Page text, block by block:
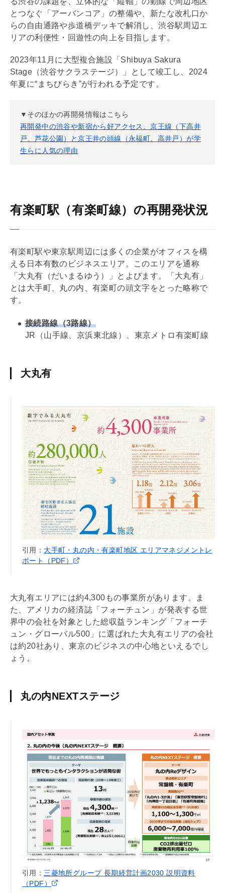
とつなぐ「アーバンコア」の整備や、新たな改札口か
らの自由通路や歩道橋デッキで解消し、渋谷駅周辺エ
リアの利便性・回遊性の向上を目指します。
2023年11月に大型複合施設「Shibuya Sakura
Stage（渋谷サクラステージ）」として竣工し、2024
年夏に“まちびらき”が行われる予定です。
▼そのほかの再開発情報はこちら
再開発中の渋谷や新宿から好アクセス。京王線（下高井
戸、芦花公園）と京王井の頭線（永福町、高井戸）が学
生らに人気の理由
有楽町駅（有楽町線）の再開発状況
有楽町駅や東京駅周辺には多くの企業がオフィスを構
える日本有数のビジネスエリア。このエリアを通称
「大丸有（だいまるゆう）」とよびます。「大丸有」
とは大手町、丸の内、有楽町の頭文字をとった略称で
す。
接続路線（3路線）
JR（山手線、京浜東北線）、東京メトロ有楽町線
大丸有
引用： 大手町・丸の内・有楽町地区 エリアマネジメントレ
ポート（PDF）
大丸有エリアには約4,300もの事業所があります。ま
た、アメリカの経済誌「フォーチュン」が発表する世
界中の会社を対象とした総収益ランキング「フォーチ
ュン・グローバル500」に選ばれた大丸有エリアの会社
は約20社あり、東京のビジネスの中心地といえるでし
ょう。
丸の内NEXTステージ
引用： 三菱地所グループ 長期経営計画2030 説明資料
（PDF）